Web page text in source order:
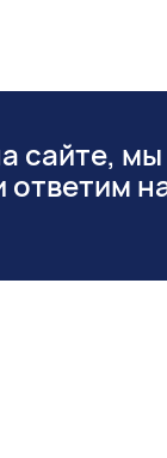
сайте,